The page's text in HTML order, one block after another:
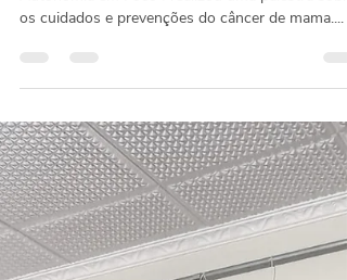
Outubro Rosa Em referência ao Outubro Rosa o